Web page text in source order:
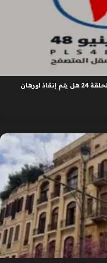
موعد عرض مسلسل المؤسس اورهان الحلقة 24 هل يتم إنقاذ اورهان